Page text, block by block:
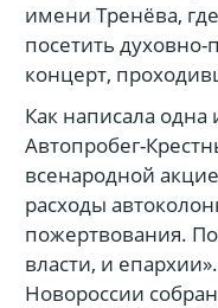
имени Тренёва,
посетить
концерт,
Как написала одна
Автопробег-
всенародной
расходы
пожертвования.
власти, и
Новороссии